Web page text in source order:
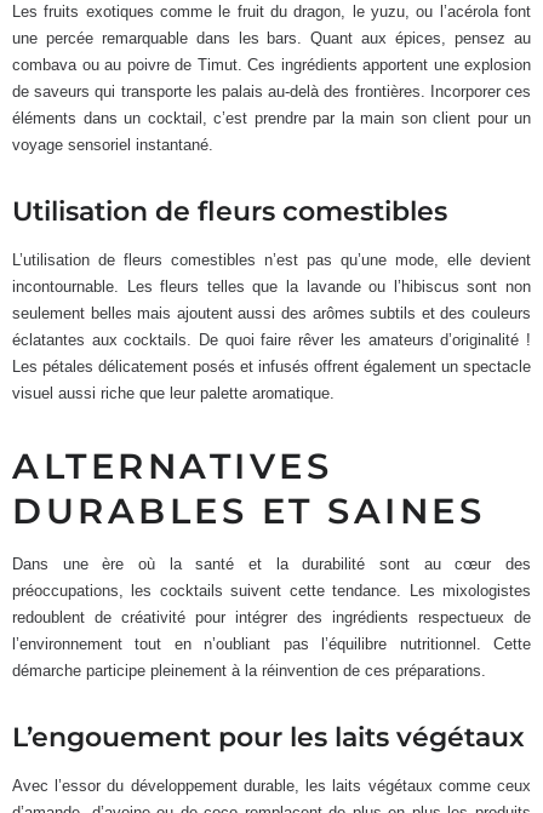
Les fruits exotiques comme le fruit du dragon, le yuzu, ou l’acérola font
une percée remarquable dans les bars. Quant aux épices, pensez au
combava ou au poivre de Timut. Ces ingrédients apportent une explosion
de saveurs qui transporte les palais au-delà des frontières. Incorporer ces
éléments dans un cocktail, c’est prendre par la main son client pour un
voyage sensoriel instantané.
Utilisation de fleurs comestibles
L’utilisation de fleurs comestibles n’est pas qu’une mode, elle devient
incontournable. Les fleurs telles que la lavande ou l’hibiscus sont non
seulement belles mais ajoutent aussi des arômes subtils et des couleurs
éclatantes aux cocktails. De quoi faire rêver les amateurs d’originalité !
Les pétales délicatement posés et infusés offrent également un spectacle
visuel aussi riche que leur palette aromatique.
ALTERNATIVES
DURABLES ET SAINES
Dans une ère où la santé et la durabilité sont au cœur des
préoccupations, les cocktails suivent cette tendance. Les mixologistes
redoublent de créativité pour intégrer des ingrédients respectueux de
l’environnement tout en n’oubliant pas l’équilibre nutritionnel. Cette
démarche participe pleinement à la réinvention de ces préparations.
L’engouement pour les laits végétaux
Avec l’essor du développement durable, les laits végétaux comme ceux